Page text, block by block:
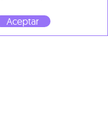
III. El nostálgico
resina y pigmentos
Aceptar